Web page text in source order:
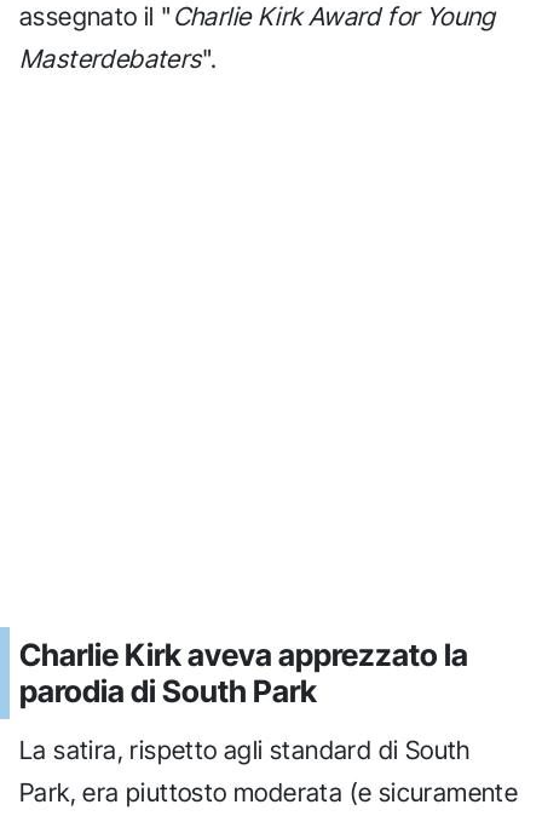
assegnato il " Charlie Kirk Award for Young
Masterdebaters".
Charlie Kirk aveva apprezzato la
parodia di South Park
La satira, rispetto agli standard di South
Park, era piuttosto moderata (e sicuramente